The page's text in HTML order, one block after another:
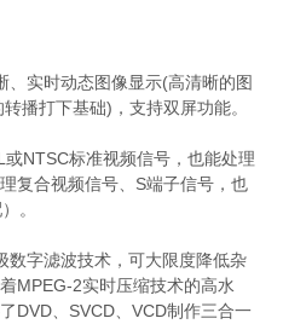
、实时动态图像显示(高清晰的图
播打下基础)，支持双屏功能。
NTSC标准视频信号，也能处理
复合视频信号、S端子信号，也
。
数字滤波技术，可大限度降低杂
MPEG-2实时压缩技术的高水
DVD、SVCD、VCD制作三合一